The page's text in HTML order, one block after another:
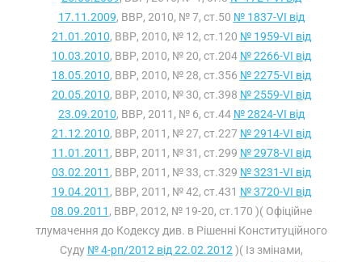
17.11.2009, ВВР, 2010, № 7, ст.50 № 1837-VI від
21.01.2010, ВВР, 2010, № 12, ст.120 № 1959-VI від
10.03.2010, ВВР, 2010, № 20, ст.204 № 2266-VI від
18.05.2010, ВВР, 2010, № 28, ст.356 № 2275-VI від
20.05.2010, ВВР, 2010, № 30, ст.398 № 2559-VI від
23.09.2010, ВВР, 2011, № 6, ст.44 № 2824-VI від
21.12.2010, ВВР, 2011, № 27, ст.227 № 2914-VI від
11.01.2011 , ВВР, 2011, № 31, ст.299 № 2978-VI від
03.02.2011 , ВВР, 2011, № 33, ст.329 № 3231-VI від
19.04.2011 , ВВР, 2011, № 42, ст.431 № 3720-VI від
08.09.2011 , ВВР, 2012, № 19-20, ст.170 )( Офіційне
тлумачення до Кодексу див. в Рішенні Конституційного
Суду № 4-рп/2012 від 22.02.2012 )( Із змінами,